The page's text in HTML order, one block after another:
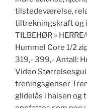
tilstedeværelse,
tiltrekningskraft og
TILBEHØR »
Hummel Core 1/2
319,- 399,- Antall:
Video
treningsgenser
glidelås i halsen og